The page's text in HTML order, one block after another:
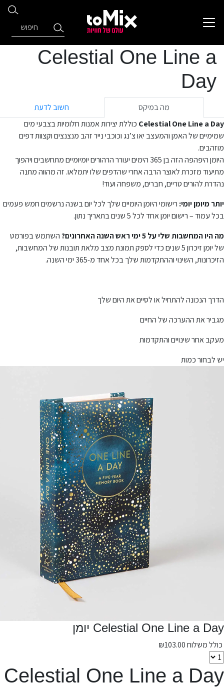
Celestial One Line a
Day
מה במיקס
חשוב לדעת
Celestial One Line a Day כוללת יצירות אמנות חלומיות בצבעי מים
שמימיים של האמן והמעצב יאו צ’נג וכוכבי נייר זהב מנצנצים וקצוות דפים
מוזהבים.
היומן היפהפה הזה בן 365 הימים יעורר הרהורים יומיומיים מתחשבים ויהפוך
מתיעוד מזכרת לאוצר הרבה אחרי שהדפים שלו יתמלאו. זה מהווה מתנה
נהדרת להורים טריים, חברים, משפחה ועוד!
יותר מיומן יומי: רישומי היומן היומיים שלך לכל יום בשנה נרשמים חמש פעמים
בכל עמוד – רישום יומן אחד לכל 5 שנים בתאריך נתון.
מה היו המחשבות שלי על 5 ימי ראש השנה האחרונים?
השתמש בפורמט
של יומן זיכרון 5 שנים כדי לספק תמונת מצב מלאת תובנות של המחשבות,
הזיכרונות, השינוי וההתקדמות שלך בכל אחד מ-365 ימי השנה.
הדרך הנכונה להתחיל או לסיים את היום שלך
מגביר את ההערכה של החיים
מעקב אחר שינויים והתקדמות
יש לבחור כמות
Celestial One Line a Day יומן
כולל משלוח ₪103.00
Celestial One Line a Day